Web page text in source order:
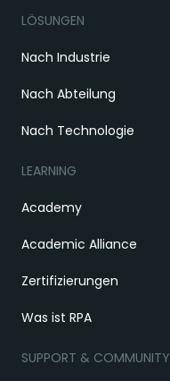
LÖSUNGEN
Nach Industrie
Nach Abteilung
Nach Technologie
LEARNING
Academy
Academic Alliance
Zertifizierungen
Was ist RPA
SUPPORT & COMMUNITY